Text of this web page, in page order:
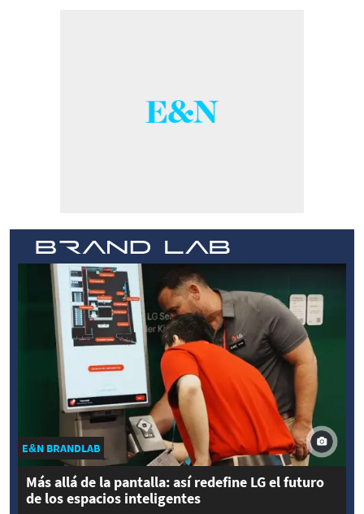
E&N BRANDLAB
Más allá de la pantalla: así redefine LG el futuro
de los espacios inteligentes